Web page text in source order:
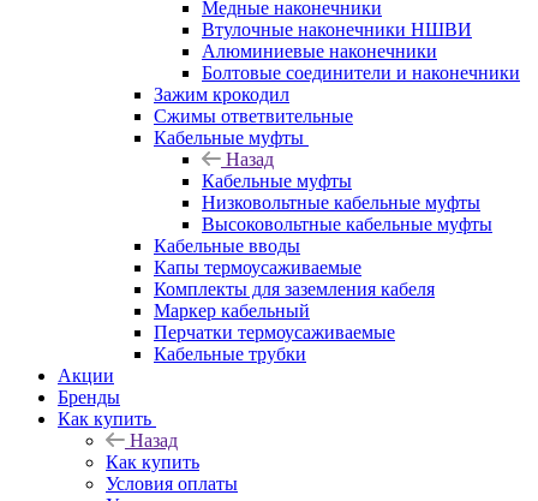
Медные наконечники
Втулочные наконечники НШВИ
Алюминиевые наконечники
Болтовые соединители и наконечники
Зажим крокодил
Сжимы ответвительные
Кабельные муфты
Назад
Кабельные муфты
Низковольтные кабельные муфты
Высоковольтные кабельные муфты
Кабельные вводы
Капы термоусаживаемые
Комплекты для заземления кабеля
Маркер кабельный
Перчатки термоусаживаемые
Кабельные трубки
Акции
Бренды
Как купить
Назад
Как купить
Условия оплаты